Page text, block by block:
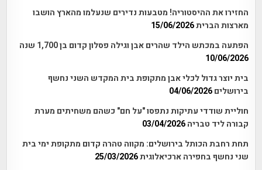
החזירו את ההיסטוריה! מטבעות נדירים שנעלמו מהארץ הושבו
מארצות הברית15/06/2026
הפתעה במכתש הילד שהרים אבן וגילה פסלון קדום בן 1,700 שנה
10/06/2026
בית יוצר גדול לכלי אבן מתקופת בית המקדש השני נחשף
בירושלים 04/06/2026
חוליית שודדי עתיקות נתפסו "על חם" כשהם משחיתים מערת
קבורה ליד טבריה 03/04/2026
תחת רחבת הכותל בירושלים: מקווה טהרה קדום מתקופת ימי בית
שני נחשף בחפירה ארכיאלוגית25/03/2026